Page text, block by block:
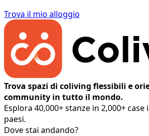
Trova il mio alloggio
Trova spazi di coliving flessibili e
community in tutto il mondo.
Esplora 40,000+ stanze in 2,000+ case
paesi.
Dove stai andando?